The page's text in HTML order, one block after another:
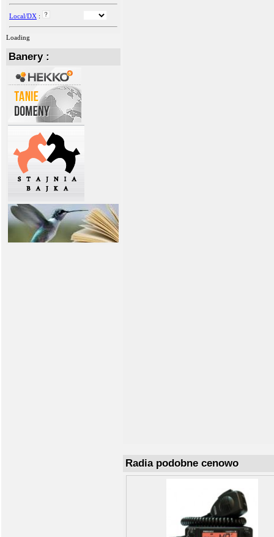
Local/DX :
Loading
Banery :
Radia podobne cenowo